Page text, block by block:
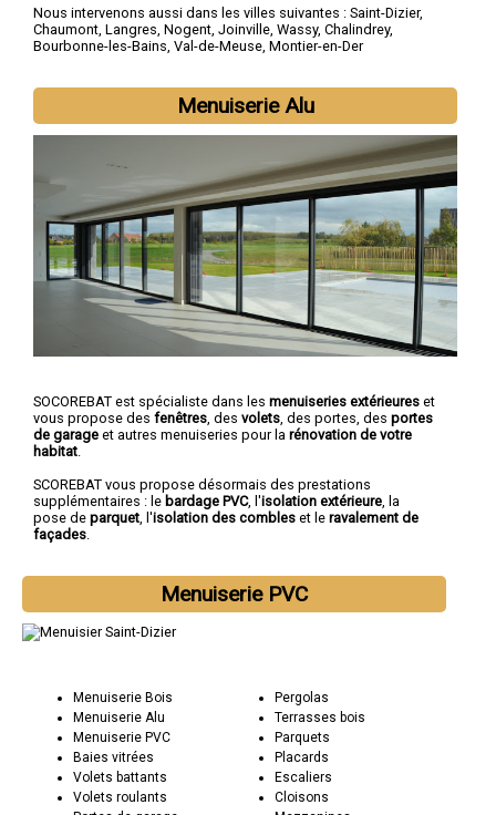
Nous intervenons aussi dans les villes suivantes : Saint-Dizier,
Chaumont, Langres, Nogent, Joinville, Wassy, Chalindrey,
Bourbonne-les-Bains, Val-de-Meuse, Montier-en-Der
Menuiserie Alu
SOCOREBAT est spécialiste dans les menuiseries extérieures et
vous propose des fenêtres, des volets, des portes, des portes
de garage et autres menuiseries pour la rénovation de votre
habitat.
SCOREBAT vous propose désormais des prestations
supplémentaires : le bardage PVC, l'isolation extérieure, la
pose de parquet, l'isolation des combles et le ravalement de
façades.
Menuiserie PVC
Menuiserie Bois
Menuiserie Alu
Menuiserie PVC
Baies vitrées
Volets battants
Volets roulants
Pergolas
Terrasses bois
Parquets
Placards
Escaliers
Cloisons